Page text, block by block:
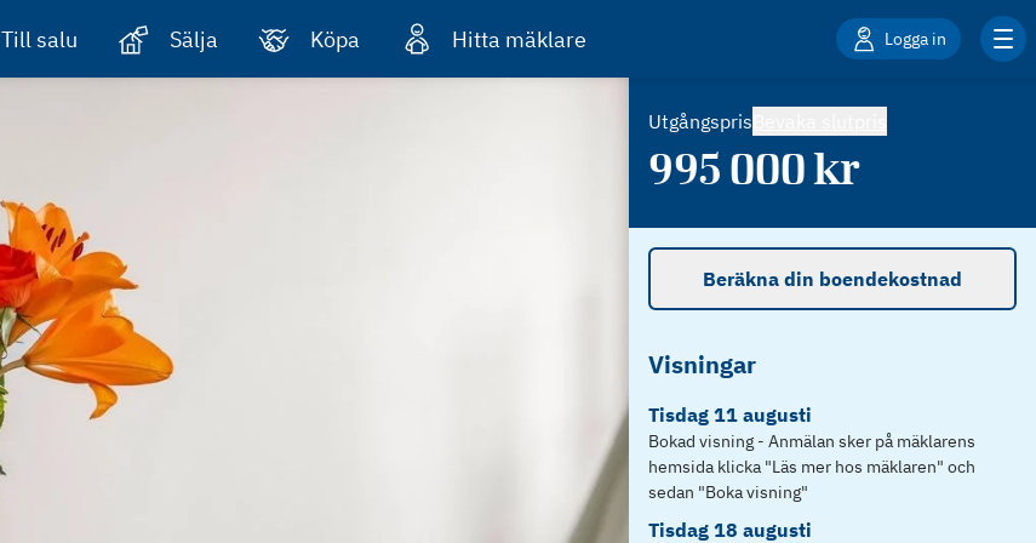
Till salu Sälja Köpa Hitta mäklare Logga in
Utgångspris
995 000kr
Beräkna din boendekostnad
Visningar
Tisdag 11 augusti
Bokad visning - Anmälan sker på mäklarens
hemsida klicka "Läs mer hos mäklaren" och
sedan "Boka visning"
Tisdag 18 augusti